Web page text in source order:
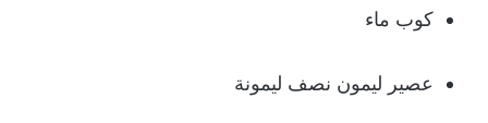
كوب ماء
عصير ليمون نصف ليمونة